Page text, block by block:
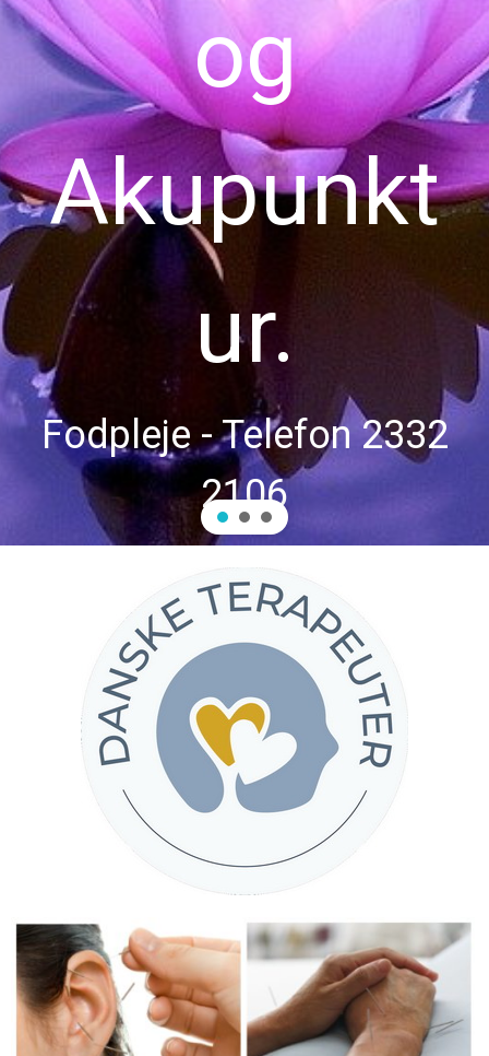
og
Akupunkt
ur.
Fodpleje - Telefon 2332
2106